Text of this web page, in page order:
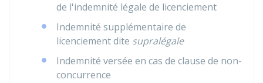
de l'indemnité légale de licenciement
Indemnité supplémentaire de
licenciement dite supralégale
Indemnité versée en cas de clause de non-
concurrence